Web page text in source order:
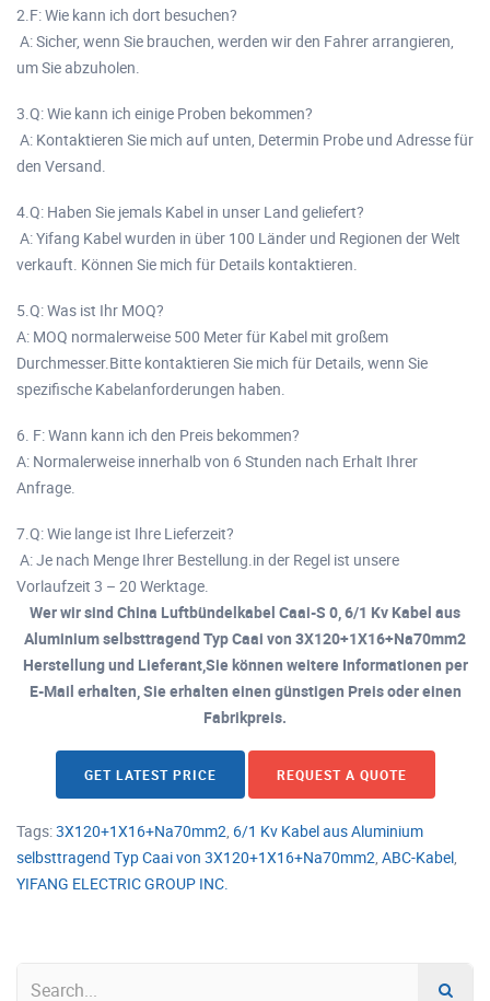
2.F: Wie kann ich dort besuchen?
A: Sicher, wenn Sie brauchen, werden wir den Fahrer arrangieren,
um Sie abzuholen.
3.Q: Wie kann ich einige Proben bekommen?
A: Kontaktieren Sie mich auf unten, Determin Probe und Adresse für
den Versand.
4.Q: Haben Sie jemals Kabel in unser Land geliefert?
A: Yifang Kabel wurden in über 100 Länder und Regionen der Welt
verkauft. Können Sie mich für Details kontaktieren.
5.Q: Was ist Ihr MOQ?
A: MOQ normalerweise 500 Meter für Kabel mit großem
Durchmesser.Bitte kontaktieren Sie mich für Details, wenn Sie
spezifische Kabelanforderungen haben.
6. F: Wann kann ich den Preis bekommen?
A: Normalerweise innerhalb von 6 Stunden nach Erhalt Ihrer
Anfrage.
7.Q: Wie lange ist Ihre Lieferzeit?
A: Je nach Menge Ihrer Bestellung.in der Regel ist unsere
Vorlaufzeit 3 – 20 Werktage.
Wer wir sind China Luftbündelkabel Caai-S 0, 6/1 Kv Kabel aus
Aluminium selbsttragend Typ Caai von 3X120+1X16+Na70mm2
Herstellung und Lieferant,Sie können weitere Informationen per
E-Mail erhalten, Sie erhalten einen günstigen Preis oder einen
Fabrikpreis.
GET LATEST PRICE REQUEST A QUOTE
Tags:3X120+1X16+Na70mm2, 6/1 Kv Kabel aus Aluminium
selbsttragend Typ Caai von 3X120+1X16+Na70mm2, ABC-Kabel,
YIFANG ELECTRIC GROUP INC.